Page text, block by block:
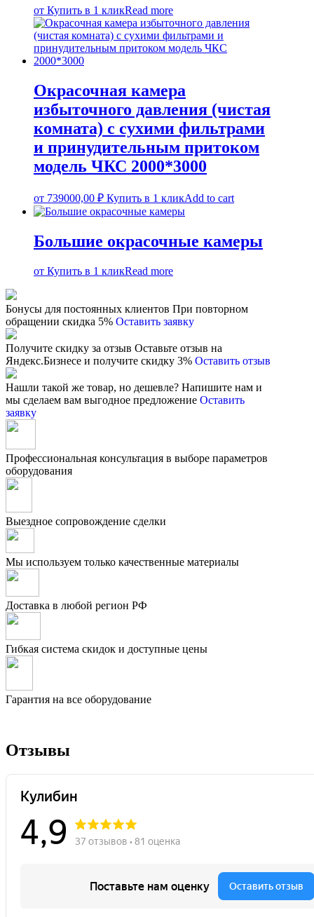
от Купить в 1 кликRead more
Окрасочная камера
избыточного давления (чистая
комната) с сухими фильтрами
и принудительным притоком
модель ЧКС 2000*3000
от 739000,00 ₽ Купить в 1 кликAdd to cart
Большие окрасочные камеры
от Купить в 1 кликRead more
Бонусы для постоянных клиентов При повторном
обращении скидка 5% Оставить заявку
Получите скидку за отзыв Оставьте отзыв на
Яндекс.Бизнесе и получите скидку 3% Оставить отзыв
Нашли такой же товар, но дешевле? Напишите нам и
мы сделаем вам выгодное предложение Оставить
заявку
Профессиональная консультация в выборе параметров
оборудования
Выездное сопровождение сделки
Мы используем только качественные материалы
Доставка в любой регион РФ
Гибкая система скидок и доступные цены
Гарантия на все оборудование
Отзывы